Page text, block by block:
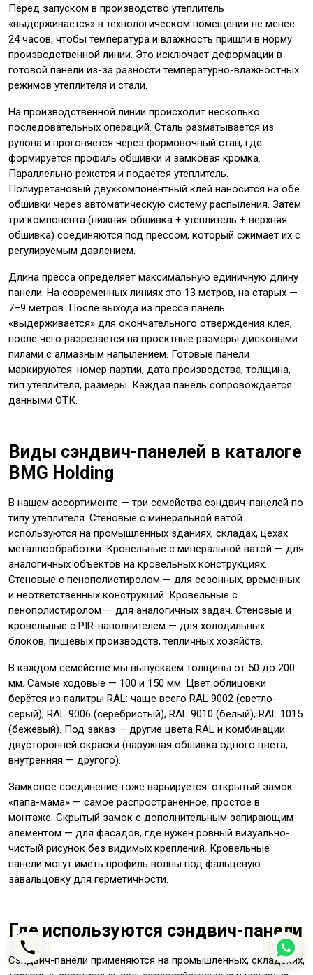
Перед запуском в производство утеплитель
«выдерживается» в технологическом помещении не менее
24 часов, чтобы температура и влажность пришли в норму
производственной линии. Это исключает деформации в
готовой панели из-за разности температурно-влажностных
режимов утеплителя и стали.
На производственной линии происходит несколько
последовательных операций. Сталь разматывается из
рулона и прогоняется через формовочный стан, где
формируется профиль обшивки и замковая кромка.
Параллельно режется и подаётся утеплитель.
Полиуретановый двухкомпонентный клей наносится на обе
обшивки через автоматическую систему распыления. Затем
три компонента (нижняя обшивка + утеплитель + верхняя
обшивка) соединяются под прессом, который сжимает их с
регулируемым давлением.
Длина пресса определяет максимальную единичную длину
панели. На современных линиях это 13 метров, на старых —
7–9 метров. После выхода из пресса панель
«выдерживается» для окончательного отверждения клея,
после чего разрезается на проектные размеры дисковыми
пилами с алмазным напылением. Готовые панели
маркируются: номер партии, дата производства, толщина,
тип утеплителя, размеры. Каждая панель сопровождается
данными ОТК.
Виды сэндвич-панелей в каталоге
BMG Holding
В нашем ассортименте — три семейства сэндвич-панелей по
типу утеплителя. Стеновые с минеральной ватой
используются на промышленных зданиях, складах, цехах
металлообработки. Кровельные с минеральной ватой — для
аналогичных объектов на кровельных конструкциях.
Стеновые с пенополистиролом — для сезонных, временных
и неответственных конструкций. Кровельные с
пенополистиролом — для аналогичных задач. Стеновые и
кровельные с PIR-наполнителем — для холодильных
блоков, пищевых производств, тепличных хозяйств.
В каждом семействе мы выпускаем толщины от 50 до 200
мм. Самые ходовые — 100 и 150 мм. Цвет облицовки
берётся из палитры RAL: чаще всего RAL 9002 (светло-
серый), RAL 9006 (серебристый), RAL 9010 (белый), RAL 1015
(бежевый). Под заказ — другие цвета RAL и комбинации
двусторонней окраски (наружная обшивка одного цвета,
внутренняя — другого).
Замковое соединение тоже варьируется: открытый замок
«папа-мама» — самое распространённое, простое в
монтаже. Скрытый замок с дополнительным запирающим
элементом — для фасадов, где нужен ровный визуально-
чистый рисунок без видимых креплений. Кровельные
панели могут иметь профиль волны под фальцевую
завальцовку для герметичности.
Где используются сэндвич-панели
Сэндвич-панели применяются на промышленных, складских,